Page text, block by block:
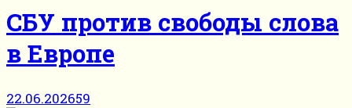
СБУ против свободы слова
в Европе
22.06.202659